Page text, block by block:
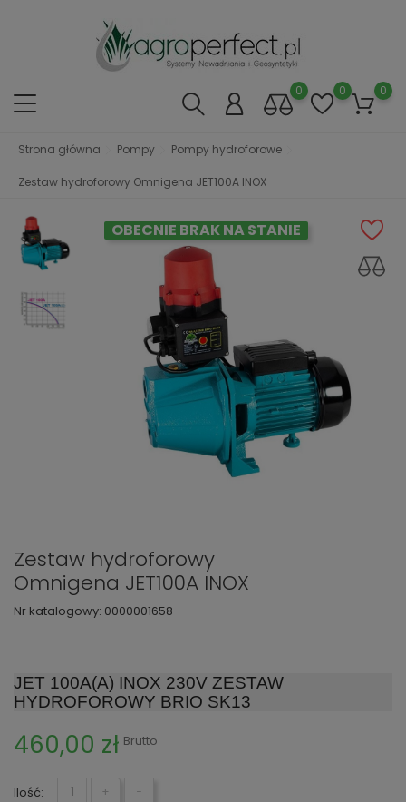
0 0 0
Strona główna Pompy Pompy hydroforowe
Zestaw hydroforowy Omnigena JET100A INOX
OBECNIE BRAK NA STANIE
Zestaw hydroforowy
Omnigena JET100A INOX
Nr katalogowy: 0000001658
JET 100A(A) INOX 230V ZESTAW
HYDROFOROWY BRIO SK13
460,00 zł Brutto
Ilość: + −